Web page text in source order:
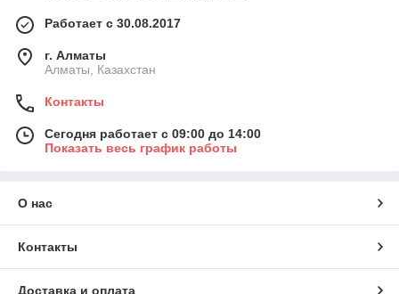
Работает с 30.08.2017
г. Алматы
Алматы, Казахстан
Контакты
Сегодня работает с 09:00 до 14:00
Показать весь график работы
О нас
Контакты
Доставка и оплата